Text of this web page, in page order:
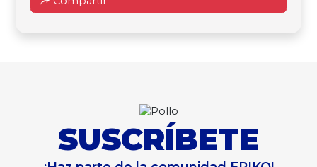
SUSCRÍBETE